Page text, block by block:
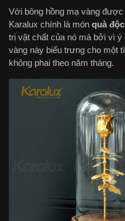
Với bông hồng mạ vàng
Karalux chính là món quà
trị vật chất của nó mà bởi vì ý
vàng này biểu trưng cho một
không phai theo năm tháng.